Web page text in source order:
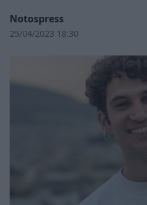
Notospress
25/04/2023 18:30